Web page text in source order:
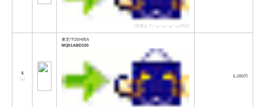
[先週まで:−→−→−→−→19位]
5
[↓]
東芝/TOSHIBA
MQ01ABD100
6,280円